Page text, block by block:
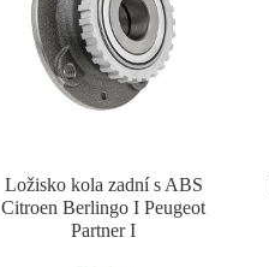
Ložisko kola zadní s ABS
Citroen Berlingo I Peugeot
Partner I